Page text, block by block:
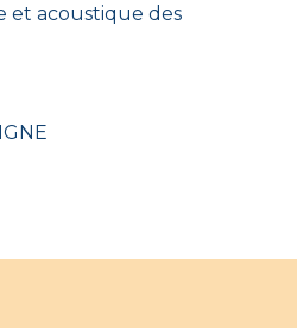
et acoustique des